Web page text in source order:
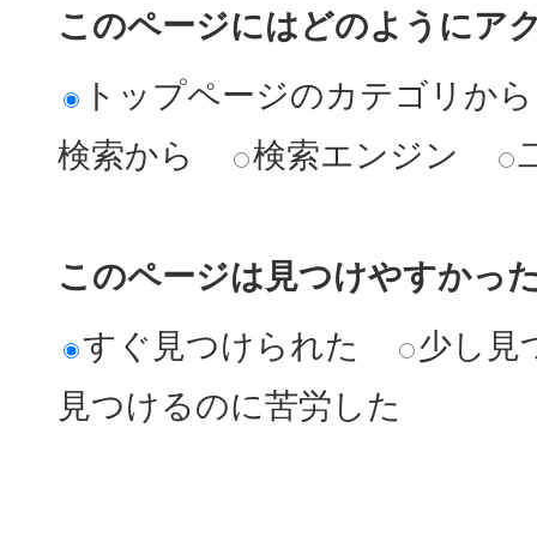
このページにはどのようにア
トップページのカテゴリから
検索から
検索エンジン
このページは見つけやすかっ
すぐ見つけられた
少し見
見つけるのに苦労した